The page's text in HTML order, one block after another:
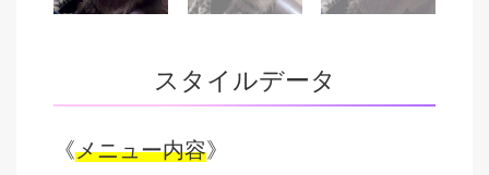
スタイルデータ
《メニュー内容》